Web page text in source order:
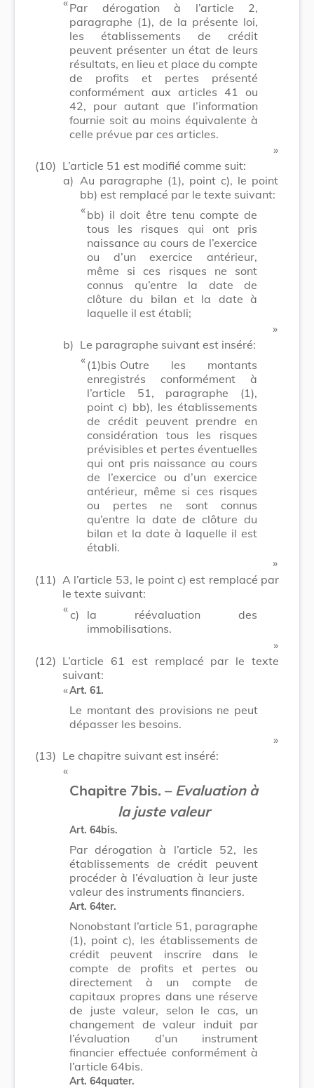
Par dérogation à l’article 2,
paragraphe (1), de la présente loi,
les établissements de crédit
peuvent présenter un état de leurs
résultats, en lieu et place du compte
de profits et pertes présenté
conformément aux articles 41 ou
42, pour autant que l’information
fournie soit au moins équivalente à
celle prévue par ces articles.
​ »
(10) L’article 51 est modifié comme suit:
a) Au paragraphe (1), point c), le point
bb) est remplacé par le texte suivant:
​ «bb) il doit être tenu compte de
tous les risques qui ont pris
naissance au cours de l’exercice
ou d’un exercice antérieur,
même si ces risques ne sont
connus qu’entre la date de
clôture du bilan et la date à
laquelle il est établi;
​ »
b) Le paragraphe suivant est inséré:
​ «(1)bis Outre les montants
enregistrés conformément à
l’article 51, paragraphe (1),
point c) bb), les établissements
de crédit peuvent prendre en
considération tous les risques
prévisibles et pertes éventuelles
qui ont pris naissance au cours
de l’exercice ou d’un exercice
antérieur, même si ces risques
ou pertes ne sont connus
qu’entre la date de clôture du
bilan et la date à laquelle il est
établi.
​ »
(11) A l’article 53, le point c) est remplacé par
le texte suivant:
​ «c)
la réévaluation des
immobilisations.
​ »
(12) L’article 61 est remplacé par le texte
suivant:
​ «Art. 61.
Le montant des provisions ne peut
dépasser les besoins.
​ »
(13) Le chapitre suivant est inséré:
​ «
Chapitre 7bis. – Evaluation à
la juste valeur
Art. 64bis.
Par dérogation à l’article 52, les
établissements de crédit peuvent
procéder à l’évaluation à leur juste
valeur des instruments financiers.
Art. 64ter.
Nonobstant l’article 51, paragraphe
(1), point c), les établissements de
crédit peuvent inscrire dans le
compte de profits et pertes ou
directement à un compte de
capitaux propres dans une réserve
de juste valeur, selon le cas, un
changement de valeur induit par
l’évaluation d’un instrument
financier effectuée conformément à
l’article 64bis.
Art. 64quater.